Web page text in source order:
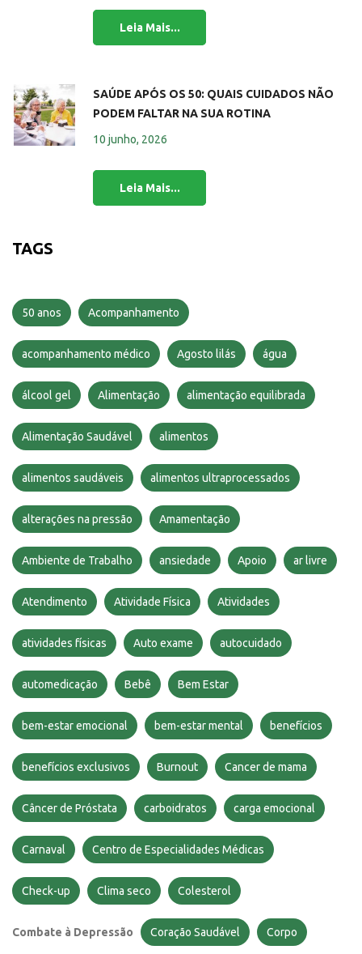
SAÚDE APÓS OS 50: QUAIS CUIDADOS NÃO
PODEM FALTAR NA SUA ROTINA
10 junho, 2026
TAGS
50 anos Acompanhamento
acompanhamento médico Agosto lilás água
álcool gel Alimentação alimentação equilibrada
Alimentação Saudável alimentos
alimentos saudáveis alimentos ultraprocessados
alterações na pressão Amamentação
Ambiente de Trabalho ansiedade Apoio ar livre
Atendimento Atividade Física Atividades
atividades físicas Auto exame autocuidado
automedicação Bebê Bem Estar
bem-estar emocional bem-estar mental benefícios
benefícios exclusivos Burnout Cancer de mama
Câncer de Próstata carboidratos carga emocional
Carnaval Centro de Especialidades Médicas
Check-up Clima seco Colesterol
Combate à Depressão Coração Saudável Corpo